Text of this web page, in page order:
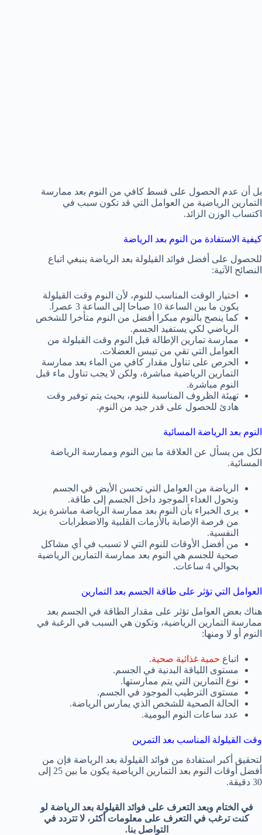
بل أن عدم الحصول على قسط كافي من النوم بعد ممارسة
التمارين الرياضية من العوامل التي قد تكون سبب في
اكتساب الوزن الزائد.
كيفية الاستفادة من النوم بعد الرياضة
للحصول على أفضل فوائد القيلولة بعد الرياضة ينبغي اتباع
النصائح الآتية:
اختيار الوقت المناسب للنوم، لأن النوم وقت القيلولة
يكون ما بين الساعة 10 صباحا إلى الساعة 3 عصرا.
كما ينصح بالنوم مبكرا أفضل من النوم متأخرا للشخص
الرياضي لكي يستفيد الجسم.
ممارسة تمارين الإطالة قبل النوم وقت القيلولة من
العوامل التي تقي من تيبس العضلات.
الحرص على تناول مقدار كافي من الماء بعد ممارسة
التمارين الرياضية مباشرة، ولكن لا يجب تناول ماء قبل
النوم مباشرة.
تهيئة الظروف المناسبة للنوم، بحيث يتم توفير وقت
هادئ للحصول على قدر جيد من النوم.
النوم بعد الرياضة المسائية
لكل من يسأل عن العلاقة ما بين النوم وممارسة الرياضة
المسائية.
الرياضة من العوامل التي تحسن الأيض في الجسم
وتحول الغداء الموجود داخل الجسم إلى طاقة.
يرى الخبراء بأن النوم بعد ممارسة الرياضة مباشرة يزيد
من فرصة الإصابة بالأزمات القلبية والاضطرابات
النفسية.
من أفضل الأوقات للنوم التي لا تسبب في أي مشاكل
صحية للجسم هي النوم بعد ممارسة التمارين الرياضية
بحوالي 4 ساعات.
العوامل التي تؤثر على طاقة الجسم بعد التمارين
هناك بعض العوامل تؤثر على مقدار الطاقة في الجسم بعد
ممارسة التمارين الرياضية، وتكون هي السبب في الرغبة في
النوم أو لا ومنها:
اتباع حمية غذائية صحية.
مستوى اللياقة البدنية في الجسم.
نوع التمارين التي يتم ممارستها.
مستوى الترطيب الموجود في الجسم.
الحالة الصحية للشخص الذي يمارس الرياضة.
عدد ساعات النوم اليومية.
وقت القيلولة المناسب بعد التمرين
لتحقيق أكبر استفادة من فوائد القيلولة بعد الرياضة فإن من
أفضل أوقات النوم بعد التمارين الرياضية يكون ما بين 25 إلى
30 دقيقة.
في الختام وبعد التعرف على فوائد القيلولة بعد الرياضة لو
كنت ترغب في التعرف على معلومات أكثر، لا تتردد في
التواصل بنا.